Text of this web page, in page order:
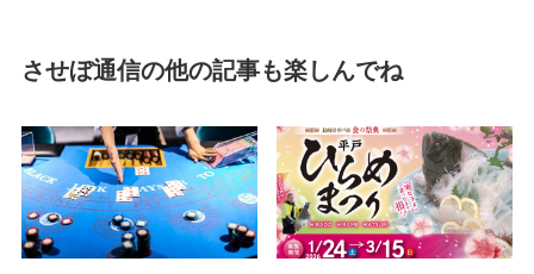
させぼ通信の他の記事も楽しんでね